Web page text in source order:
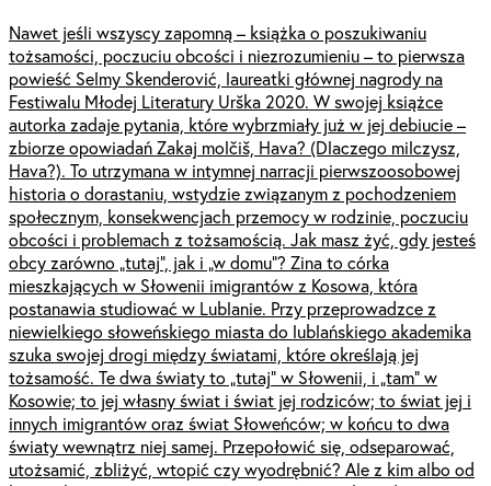
Nawet jeśli wszyscy zapomną – książka o poszukiwaniu
tożsamości, poczuciu obcości i niezrozumieniu – to pierwsza
powieść Selmy Skenderović, laureatki głównej nagrody na
Festiwalu Młodej Literatury Urška 2020. W swojej książce
autorka zadaje pytania, które wybrzmiały już w jej debiucie –
zbiorze opowiadań Zakaj molčiš, Hava? (Dlaczego milczysz,
Hava?). To utrzymana w intymnej narracji pierwszoosobowej
historia o dorastaniu, wstydzie związanym z pochodzeniem
społecznym, konsekwencjach przemocy w rodzinie, poczuciu
obcości i problemach z tożsamością. Jak masz żyć, gdy jesteś
obcy zarówno „tutaj”, jak i „w domu”? Zina to córka
mieszkających w Słowenii imigrantów z Kosowa, która
postanawia studiować w Lublanie. Przy przeprowadzce z
niewielkiego słoweńskiego miasta do lublańskiego akademika
szuka swojej drogi między światami, które określają jej
tożsamość. Te dwa światy to „tutaj” w Słowenii, i „tam” w
Kosowie; to jej własny świat i świat jej rodziców; to świat jej i
innych imigrantów oraz świat Słoweńców; w końcu to dwa
światy wewnątrz niej samej. Przepołowić się, odseparować,
utożsamić, zbliżyć, wtopić czy wyodrębnić? Ale z kim albo od